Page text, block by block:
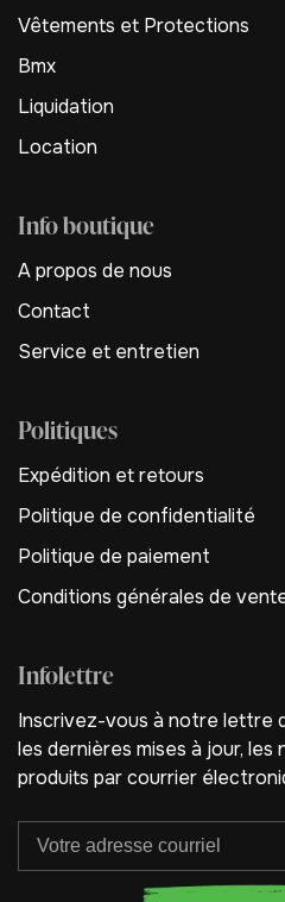
Vêtements et Protections
Bmx
Liquidation
Location
Info boutique
A propos de nous
Contact
Service et entretien
Politiques
Expédition et retours
Politique de confidentialité
Politique de paiement
Conditions générales de
Infolettre
Inscrivez-vous à notre lettre
les dernières mises à jour,
produits par courrier